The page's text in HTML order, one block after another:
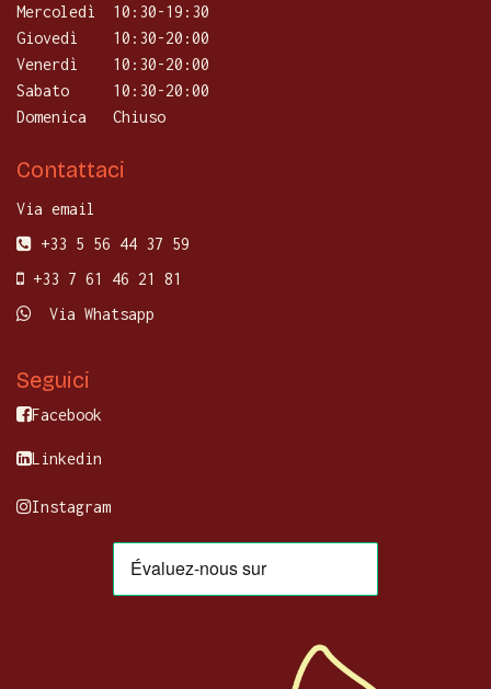
Mercoledì
10:30-19:30
Giovedì
​10:30-20:00
Venerdì
10:30-20:00
Sabato
10:30-20:00
Domenica
Chiuso
Contattaci
Via email
+33 5 56 44 37 59
+33 7 61 46 21 81
Via Whatsapp
Seguici
Facebook
Linkedin
Instagram